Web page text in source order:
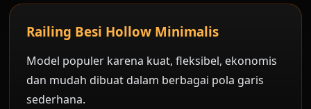
Railing Besi Hollow Minimalis
Model populer karena kuat, fleksibel, ekonomis
dan mudah dibuat dalam berbagai pola garis
sederhana.